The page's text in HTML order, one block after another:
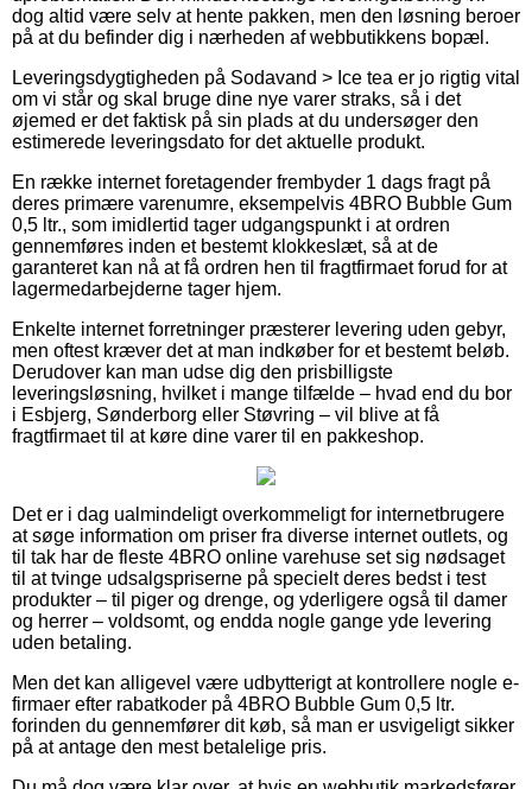
dog altid være selv at hente pakken, men den løsning beroer
på at du befinder dig i nærheden af webbutikkens bopæl.
Leveringsdygtigheden på Sodavand > Ice tea er jo rigtig vital
om vi står og skal bruge dine nye varer straks, så i det
øjemed er det faktisk på sin plads at du undersøger den
estimerede leveringsdato for det aktuelle produkt.
En række internet foretagender frembyder 1 dags fragt på
deres primære varenumre, eksempelvis 4BRO Bubble Gum
0,5 ltr., som imidlertid tager udgangspunkt i at ordren
gennemføres inden et bestemt klokkeslæt, så at de
garanteret kan nå at få ordren hen til fragtfirmaet forud for at
lagermedarbejderne tager hjem.
Enkelte internet forretninger præsterer levering uden gebyr,
men oftest kræver det at man indkøber for et bestemt beløb.
Derudover kan man udse dig den prisbilligste
leveringsløsning, hvilket i mange tilfælde – hvad end du bor
i Esbjerg, Sønderborg eller Støvring – vil blive at få
fragtfirmaet til at køre dine varer til en pakkeshop.
Det er i dag ualmindeligt overkommeligt for internetbrugere
at søge information om priser fra diverse internet outlets, og
til tak har de fleste 4BRO online varehuse set sig nødsaget
til at tvinge udsalgspriserne på specielt deres bedst i test
produkter – til piger og drenge, og yderligere også til damer
og herrer – voldsomt, og endda nogle gange yde levering
uden betaling.
Men det kan alligevel være udbytterigt at kontrollere nogle e-
firmaer efter rabatkoder på 4BRO Bubble Gum 0,5 ltr.
forinden du gennemfører dit køb, så man er usvigeligt sikker
på at antage den mest betalelige pris.